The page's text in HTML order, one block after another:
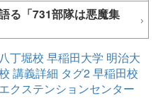
る「731部隊は悪魔集
八丁堀校 早稲田大学 明治大
講義詳細 タグ2早稲田校
クステンションセンター